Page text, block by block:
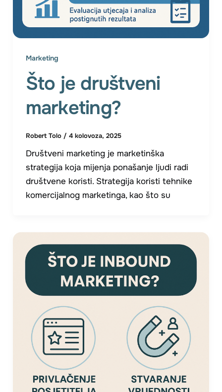
Marketing
Što je društveni
marketing?
Robert Tolo / 4 kolovoza, 2025
Društveni marketing je marketinška
strategija koja mijenja ponašanje ljudi radi
društvene koristi. Strategija koristi tehnike
komercijalnog marketinga, kao što su